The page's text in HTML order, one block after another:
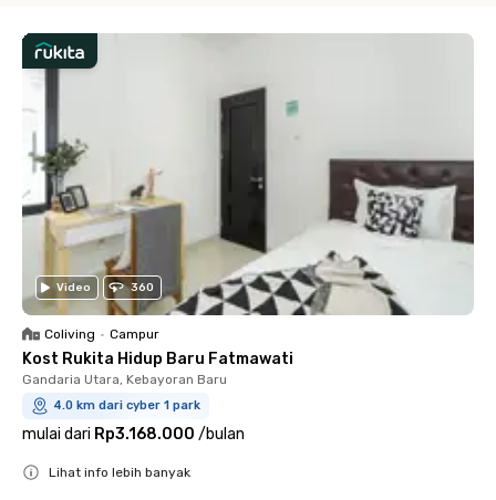
Video 360
Coliving • Campur
Kost Rukita Hidup Baru Fatmawati
Gandaria Utara, Kebayoran Baru
4.0 km dari cyber 1 park
mulai dari Rp3.168.000 /bulan
Lihat info lebih banyak